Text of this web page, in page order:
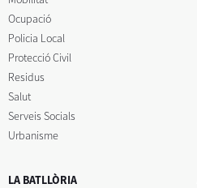
Ocupació
Policia Local
Protecció Civil
Residus
Salut
Serveis Socials
Urbanisme
LA BATLLÒRIA